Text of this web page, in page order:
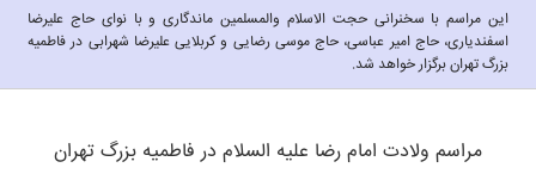
این مراسم با سخنرانی حجت الاسلام والمسلمین ماندگاری و با نوای حاج علیرضا
اسفندیاری، حاج امیر عباسی، حاج موسی رضایی و کربلایی علیرضا شهرابی در فاطمیه
بزرگ تهران برگزار خواهد شد.
مراسم ولادت امام رضا علیه السلام در فاطمیه بزرگ تهران